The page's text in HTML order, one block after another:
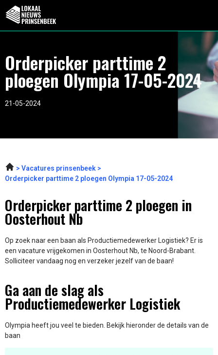
Orderpicker parttime 2
ploegen Olympia 17-05-2024
21-05-2024
Vacatures prinsenbeek
Orderpicker parttime 2 ploegen Olympia 17-05-2024
Orderpicker parttime 2 ploegen in
Oosterhout Nb
Op zoek naar een baan als Productiemedewerker Logistiek? Er is
een vacature vrijgekomen in Oosterhout Nb, te Noord-Brabant.
Solliciteer vandaag nog en verzeker jezelf van de baan!
Ga aan de slag als
Productiemedewerker Logistiek
Olympia heeft jou veel te bieden. Bekijk hieronder de details van de
baan